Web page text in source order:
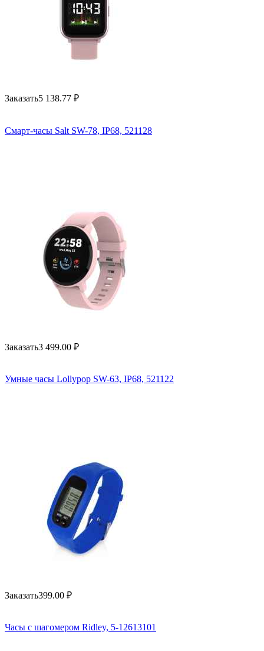
Заказать5 138.77 ₽
Смарт-часы Salt SW-78, IP68, 521128
Заказать3 499.00 ₽
Умные часы Lollypop SW-63, IP68, 521122
Заказать399.00 ₽
Часы с шагомером Ridley, 5-12613101